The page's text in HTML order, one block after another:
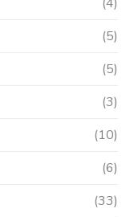
(4)
(5)
(5)
(3)
(10)
(6)
(33)